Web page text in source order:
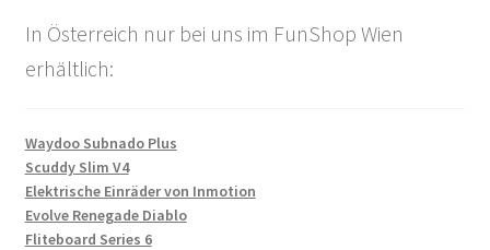
In Österreich nur bei uns im FunShop Wien
erhältlich:
Waydoo Subnado Plus
Scuddy Slim V4
Elektrische Einräder von Inmotion
Evolve Renegade Diablo
Fliteboard Series 6